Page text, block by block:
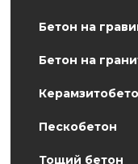
Бетон на
Бетон на
Пескобетон
Тощий бетон